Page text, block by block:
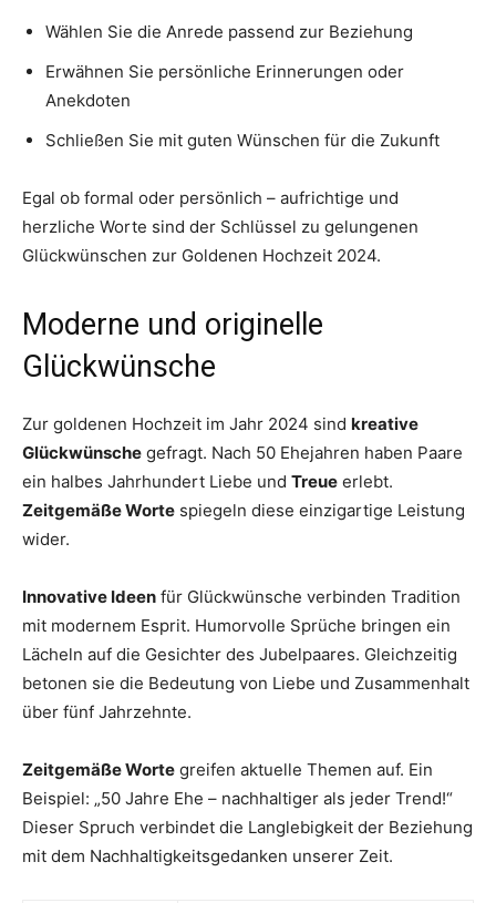
Wählen Sie die Anrede passend zur Beziehung
Erwähnen Sie persönliche Erinnerungen oder
Anekdoten
Schließen Sie mit guten Wünschen für die Zukunft
Egal ob formal oder persönlich – aufrichtige und
herzliche Worte sind der Schlüssel zu gelungenen
Glückwünschen zur Goldenen Hochzeit 2024.
Moderne und originelle
Glückwünsche
Zur goldenen Hochzeit im Jahr 2024 sind kreative
Glückwünsche gefragt. Nach 50 Ehejahren haben Paare
ein halbes Jahrhundert Liebe und Treue erlebt.
Zeitgemäße Worte spiegeln diese einzigartige Leistung
wider.
Innovative Ideen für Glückwünsche verbinden Tradition
mit modernem Esprit. Humorvolle Sprüche bringen ein
Lächeln auf die Gesichter des Jubelpaares. Gleichzeitig
betonen sie die Bedeutung von Liebe und Zusammenhalt
über fünf Jahrzehnte.
Zeitgemäße Worte greifen aktuelle Themen auf. Ein
Beispiel: „50 Jahre Ehe – nachhaltiger als jeder Trend!“
Dieser Spruch verbindet die Langlebigkeit der Beziehung
mit dem Nachhaltigkeitsgedanken unserer Zeit.